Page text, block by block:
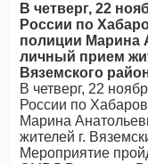
В четверг, 22
России по
полиции Марина
личный прием
Вяземского
В четверг, 22
России по
Марина
жителей г.
Мероприятие